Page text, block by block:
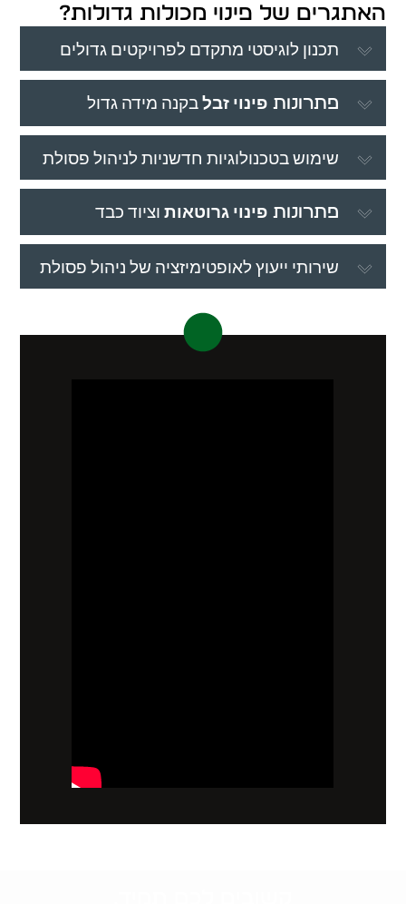
האתגרים של פינוי מכולות גדולות?
תכנון לוגיסטי מתקדם לפרויקטים גדולים
פתרונותפינוי זבלבקנה מידה גדול
שימוש בטכנולוגיות חדשניות לניהול פסולת
פתרונותפינוי גרוטאות וציוד כבד
שירותי ייעוץ לאופטימיזציה של ניהול פסולת